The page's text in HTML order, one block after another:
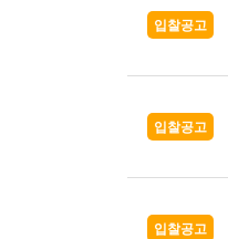
입찰공고
입찰공고
입찰공고